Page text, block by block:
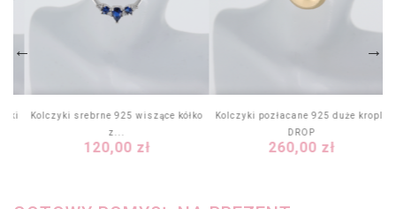
Kolczyki srebrne 925 wiszące kółko
z...
Cena
120,00 zł
Kolczyki pozłacane 925 duże krople
DROP
Cena
260,00 zł